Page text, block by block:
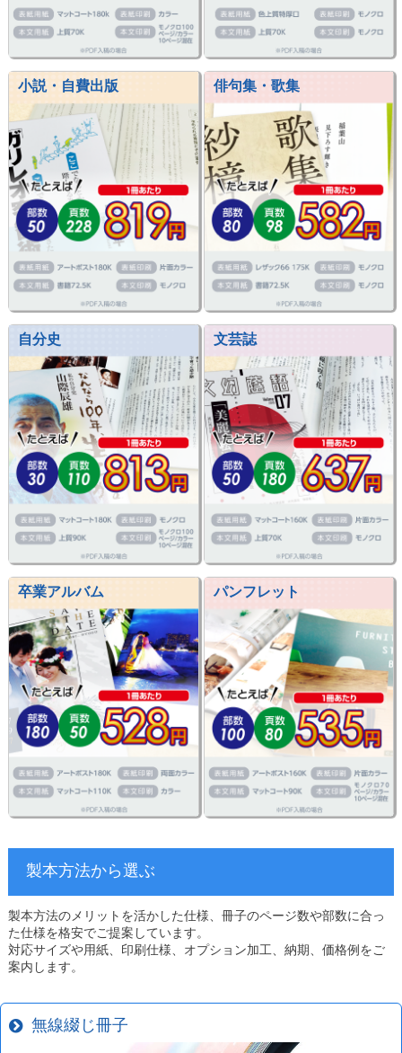
小説・自費出版 俳句集・歌集
自分史 文芸誌
卒業アルバム パンフレット
製本方法から選ぶ
製本方法のメリットを活かした仕様、冊子のページ数や部数に合っ
た仕様を格安でご提案しています。
対応サイズや用紙、印刷仕様、オプション加工、納期、価格例をご
案内します。
無線綴じ冊子